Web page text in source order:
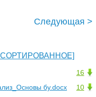
Следующая >
16
10
бу.docx